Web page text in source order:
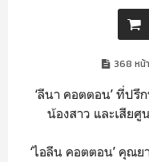
368 หน้า
‘ลีนา คอตตอน’ ที่ปรึ
น้องสาว และเสีย
‘ไอลีน คอตตอน’ คุณย